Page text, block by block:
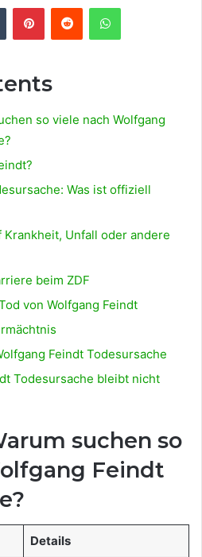
Tumblr PinterestReddit WhatsApp
so viele nach Wolfgang
Was ist offiziell
Krankheit, Unfall oder andere
beim ZDF
von Wolfgang Feindt
Feindt Todesursache
Todesursache bleibt nicht
suchen so
Feindt
Details